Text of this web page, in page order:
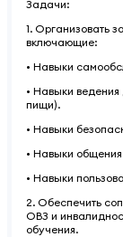
Задачи:
1. Организовать
включающие:
• Навыки
• Навыки ведения
пищи).
• Навыки
• Навыки
• Навыки
2. Обеспечить
ОВЗ и
обучения.